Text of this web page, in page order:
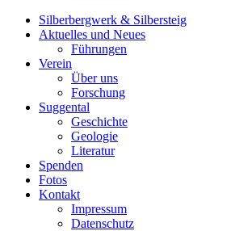
Silberbergwerk & Silbersteig
Aktuelles und Neues
Führungen
Verein
Über uns
Forschung
Suggental
Geschichte
Geologie
Literatur
Spenden
Fotos
Kontakt
Impressum
Datenschutz